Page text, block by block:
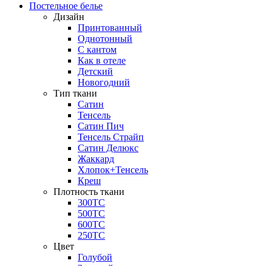
Постельное белье
Дизайн
Принтованный
Однотонный
С кантом
Как в отеле
Детский
Новогодний
Тип ткани
Сатин
Тенсель
Сатин Пич
Тенсель Страйп
Сатин Делюкс
Жаккард
Хлопок+Тенсель
Креш
Плотность ткани
300ТС
500ТС
600ТС
250ТС
Цвет
Голубой